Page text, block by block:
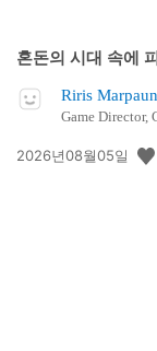
혼돈의 시대 속에
Riris
Game Director,
공
2026년08월05일